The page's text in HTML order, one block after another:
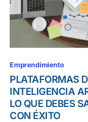
Emprendimiento
PLATAFORMAS
INTELIGENCIA
LO QUE DEBES
CON ÉXITO